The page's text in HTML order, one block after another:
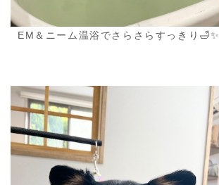
EM＆ニーム温浴でさらさらすっきり🛁✨